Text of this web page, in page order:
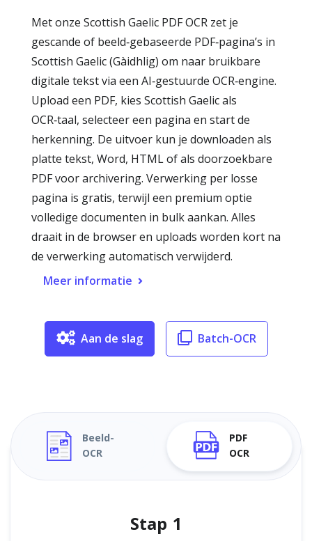
Met onze Scottish Gaelic PDF OCR zet je
gescande of beeld‑gebaseerde PDF‑pagina’s in
Scottish Gaelic (Gàidhlig) om naar bruikbare
digitale tekst via een AI‑gestuurde OCR‑engine.
Upload een PDF, kies Scottish Gaelic als
OCR‑taal, selecteer een pagina en start de
herkenning. De uitvoer kun je downloaden als
platte tekst, Word, HTML of als doorzoekbare
PDF voor archivering. Verwerking per losse
pagina is gratis, terwijl een premium optie
volledige documenten in bulk aankan. Alles
draait in de browser en uploads worden kort na
de verwerking automatisch verwijderd.
Meer informatie
Aan de slag Batch-OCR
Beeld-
OCR
PDF
OCR
Stap 1